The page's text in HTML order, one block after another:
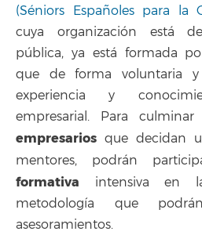
(Séniors Españoles para la
cuya organización está
pública, ya está formada
que de forma voluntaria y
experiencia y
empresarial. Para
empresarios que decidan
mentores, podrán
formativa intensiva en
metodología que
asesoramientos.